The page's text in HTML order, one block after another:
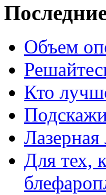
Объем
Кто
Для тех,